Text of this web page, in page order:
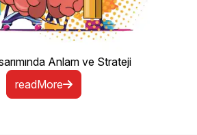
Anlam ve Strateji
readMore